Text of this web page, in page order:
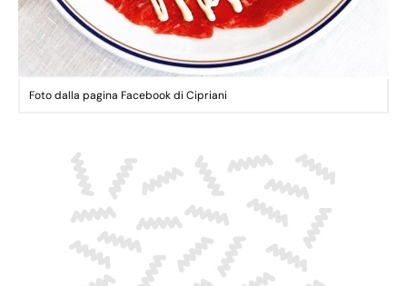
Foto dalla pagina Facebook di Cipriani